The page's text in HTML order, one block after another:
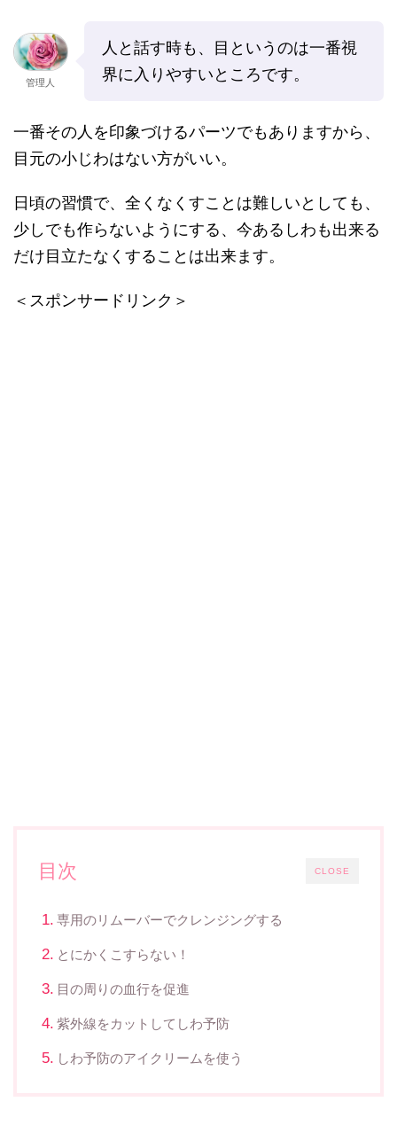
管理人
人と話す時も、目というのは一番視
界に入りやすいところです。
一番その人を印象づけるパーツでもありますから、
目元の小じわはない方がいい。
日頃の習慣で、全くなくすことは難しいとしても、
少しでも作らないようにする、今あるしわも出来る
だけ目立たなくすることは出来ます。
＜スポンサードリンク＞
CLOSE
目次
専用のリムーバーでクレンジングする
とにかくこすらない！
目の周りの血行を促進
紫外線をカットしてしわ予防
しわ予防のアイクリームを使う